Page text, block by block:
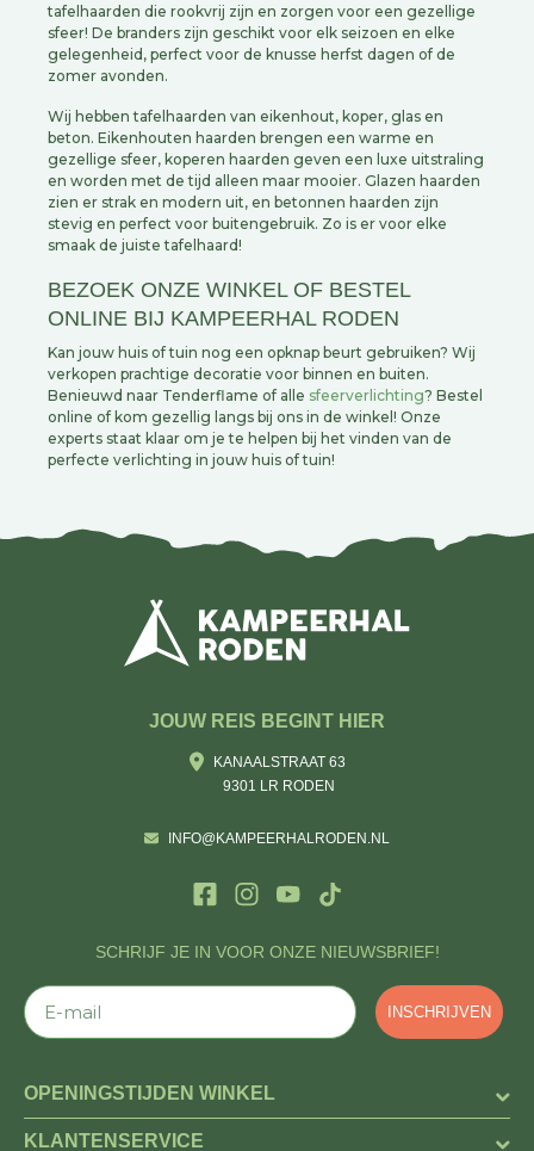
tafelhaarden die rookvrij zijn en zorgen voor een gezellige
sfeer! De branders zijn geschikt voor elk seizoen en elke
gelegenheid, perfect voor de knusse herfst dagen of de
zomer avonden.
Wij hebben tafelhaarden van eikenhout, koper, glas en
beton. Eikenhouten haarden brengen een warme en
gezellige sfeer, koperen haarden geven een luxe uitstraling
en worden met de tijd alleen maar mooier. Glazen haarden
zien er strak en modern uit, en betonnen haarden zijn
stevig en perfect voor buitengebruik. Zo is er voor elke
smaak de juiste tafelhaard!
BEZOEK ONZE WINKEL OF BESTEL
ONLINE BIJ KAMPEERHAL RODEN
Kan jouw huis of tuin nog een opknap beurt gebruiken? Wij
verkopen prachtige decoratie voor binnen en buiten.
Benieuwd naar Tenderflame of alle sfeerverlichting? Bestel
online of kom gezellig langs bij ons in de winkel! Onze
experts staat klaar om je te helpen bij het vinden van de
perfecte verlichting in jouw huis of tuin!
SCHRIJF JE IN VOOR ONZE NIEUWSBRIEF!
E-mail
INSCHRIJVEN
JOUW REIS BEGINT HIER
KANAALSTRAAT 63
9301 LR RODEN
INFO@KAMPEERHALRODEN.NL
OPENINGSTIJDEN WINKEL
KLANTENSERVICE